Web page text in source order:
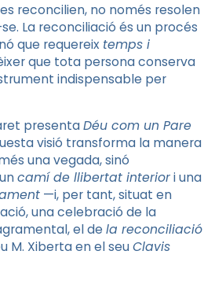
reconcilien, no només resolen
La reconciliació és un procés
que requereix temps i
que tota persona conserva
indispensable per
presentaDéu com un Pare
visió transforma la manera
una vegada, sinó
camí de llibertat interiori una
—i, per tant, situat en
una celebració de la
el de la reconciliació
M. Xiberta en el seuClavis